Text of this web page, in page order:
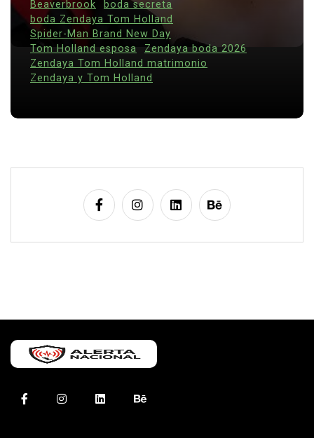
Beaverbrook
boda secreta
boda Zendaya Tom Holland
Spider-Man Brand New Day
Tom Holland esposa
Zendaya boda 2026
Zendaya Tom Holland matrimonio
Zendaya y Tom Holland